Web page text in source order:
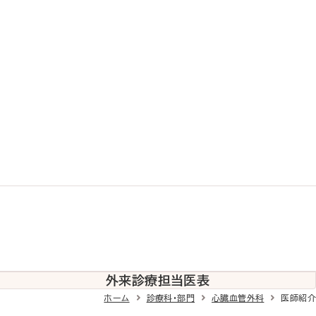
外来診療担当医表
ホーム 診療科・部門 心臓血管外科 医師紹介